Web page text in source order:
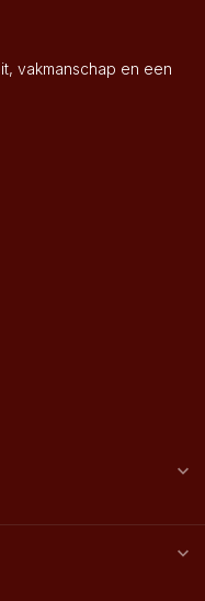
vakmanschap en een